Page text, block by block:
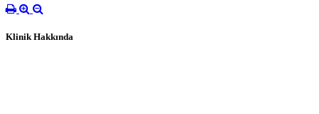
Klinik Hakkında